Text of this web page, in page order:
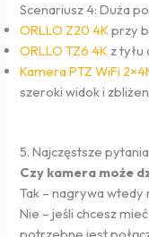
Scenariusz 4: Duża
ORLLO Z20 4Kprzy
ORLLO TZ6 4Kz tyłu
Kamera PTZ WiFi
szeroki widok i
5. Najczęstsze
Czy kamera może
Tak – nagrywa wtedy
Nie – jeśli chcesz